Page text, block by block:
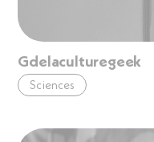
Gdelaculturegeek
Sciences